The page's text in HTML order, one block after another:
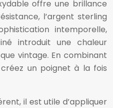
offre une brillance
l’argent sterling
intemporelle,
introduit une chaleur
vintage. En combinant
un poignet à la fois
il est utile d’appliquer